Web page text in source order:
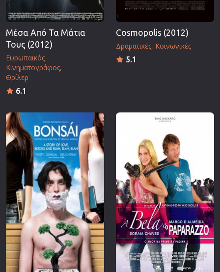
Μέσα Από Τα Μάτια
Τους (2012)
Ευρωπαικός
Κινηματογράφος
Θρίλερ
6.1
Cosmopolis (2012)
Δραματικές Κοινωνικές
5.1